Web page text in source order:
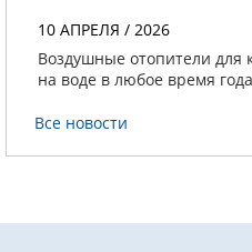
10 АПРЕЛЯ / 2026
Воздушные отопители для
на воде в любое время года
Все новости